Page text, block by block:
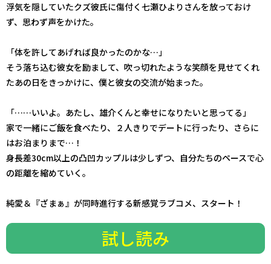
浮気を隠していたクズ彼氏に傷付く七瀬ひよりさんを放っておけ
ず、思わず声をかけた。
「体を許してあげれば良かったのかな…」
そう落ち込む彼女を励まして、吹っ切れたような笑顔を見せてくれ
たあの日をきっかけに、僕と彼女の交流が始まった。
「……いいよ。あたし、雄介くんと幸せになりたいと思ってる」
――家で一緒にご飯を食べたり、２人きりでデートに行ったり、さらに
はお泊まりまで…！
身長差30cm以上の凸凹カップルは少しずつ、自分たちのペースで心
の距離を縮めていく。
純愛＆『ざまぁ』が同時進行する新感覚ラブコメ、スタート！
試し読み